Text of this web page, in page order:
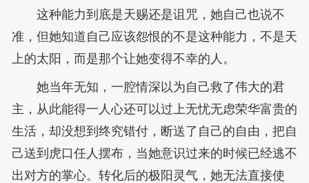
这种能力到底是天赐还是诅咒，她自己也说不
准，但她知道自己应该怨恨的不是这种能力，不是天
上的太阳，而是那个让她变得不幸的人。
她当年无知，一腔情深以为自己救了伟大的君
主，从此能得一人心还可以过上无忧无虑荣华富贵的
生活，却没想到终究错付，断送了自己的自由，把自
己送到虎口任人摆布，当她意识过来的时候已经逃不
出对方的掌心。转化后的极阳灵气，她无法直接使